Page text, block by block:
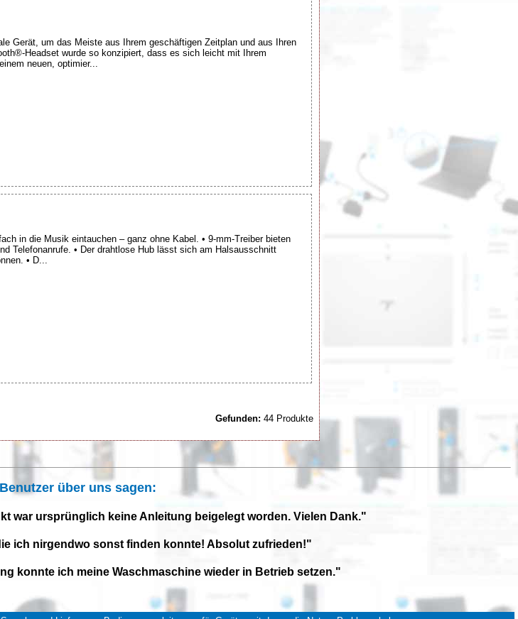
Gerät, um das Meiste aus Ihrem geschäftigen Zeitplan und aus Ihren
Headset wurde so konzipiert, dass es sich leicht mit Ihrem
neuen, optimier...
in die Musik eintauchen – ganz ohne Kabel. • 9-mm-Treiber bieten
Telefonanrufe. • Der drahtlose Hub lässt sich am Halsausschnitt
• D...
Gefunden: 44 Produkte
über uns sagen:
war ursprünglich keine Anleitung beigelegt worden. Vielen Dank."
ich nirgendwo sonst finden konnte! Absolut zufrieden!"
konnte ich meine Waschmaschine wieder in Betrieb setzen."